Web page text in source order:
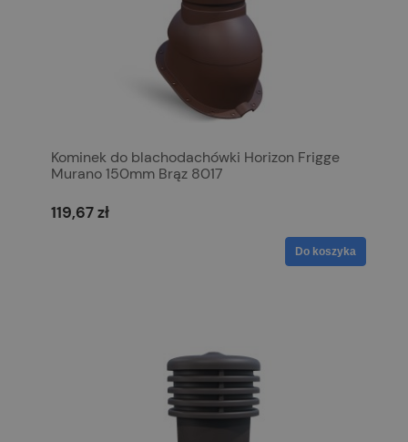
Kominek do blachodachówki Horizon Frigge
Murano 150mm Brąz 8017
119,67 zł
Do koszyka